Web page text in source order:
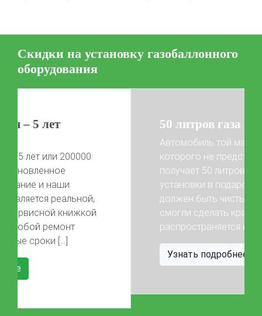
Скидки на установку газобаллонного
оборудования
50 литров газа в подарок!
Автомобиль той марки, фото
которого не представлены на сайте,
получает 50 литров газа после
установки в подарок! Автомобиль
должен быть чистый, чтобы мы
смогли сделать красивые фото) Акция
распространяется на […]
Previous Next